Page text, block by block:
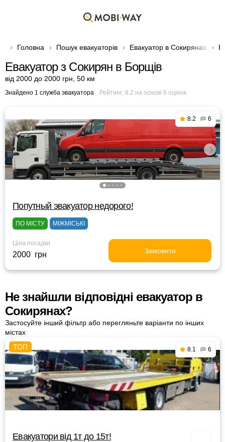
Головна Пошук евакуаторів Евакуатор в Сокирянах
Евакуатор з Сокирян в Борщів
від 2000 до 2000 грн 50 км
Знайдено 1 служба эвакуатора Рейтинг: 8.2 на основі 6 оцінок
8.2 6
Попутный эвакуатор недорого!
ПО МІСТУ МІЖМІСЬКІ
Ціна посадки
2000 грн Замовити
Не знайшли відповідні евакуатор в
Сокирянах?
Застосуйте інший фільтр або перегляньте варіанти по інших
містах
8.1 6
Евакуатори від 1т до 15т!